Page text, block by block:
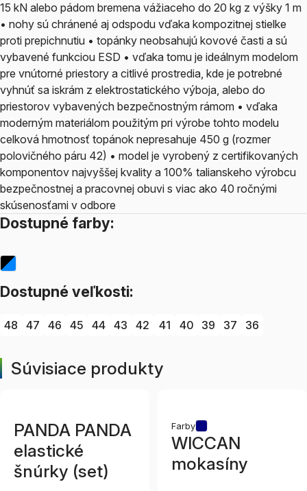
15 kN alebo pádom bremena vážiaceho do 20 kg z výšky 1 m
• nohy sú chránené aj odspodu vďaka kompozitnej stielke
proti prepichnutiu • topánky neobsahujú kovové časti a sú
vybavené funkciou ESD • vďaka tomu je ideálnym modelom
pre vnútorné priestory a citlivé prostredia, kde je potrebné
vyhnúť sa iskrám z elektrostatického výboja, alebo do
priestorov vybavených bezpečnostným rámom • vďaka
moderným materiálom použitým pri výrobe tohto modelu
celková hmotnosť topánok nepresahuje 450 g (rozmer
polovičného páru 42) • model je vyrobený z certifikovaných
komponentov najvyššej kvality a 100% talianskeho výrobcu
bezpečnostnej a pracovnej obuvi s viac ako 40 ročnými
skúsenosťami v odbore
Dostupné farby:
Dostupné veľkosti:
48 47 46 45 44 43 42 41 40 39 37 36
Súvisiace produkty
PANDA PANDA
elastické
šnúrky (set)
Farby
WICCAN
mokasíny